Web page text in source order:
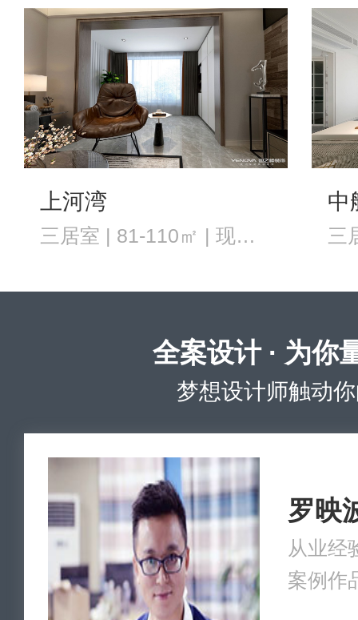
上河湾
三居室 | 81-110㎡ | 现代风格
中
全案设计 · 为你
梦想设计师触动
罗映
从业经
案例作